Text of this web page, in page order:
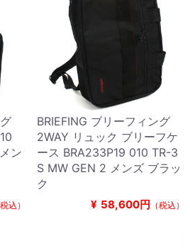
ン
税込）
BRIEFING ブリーフィング
2WAY リュック ブリーフケ
ース BRA233P19 010 TR-3
S MW GEN 2 メンズ ブラッ
ク
¥ 58,600円 （税込）